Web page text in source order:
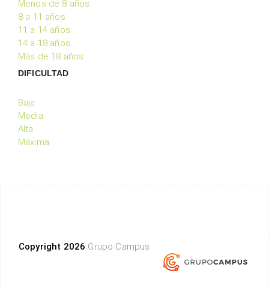
Menos de 8 años
8 a 11 años
11 a 14 años
14 a 18 años
Más de 18 años
DIFICULTAD
Baja
Media
Alta
Máxima
Copyright 2026 Grupo Campus